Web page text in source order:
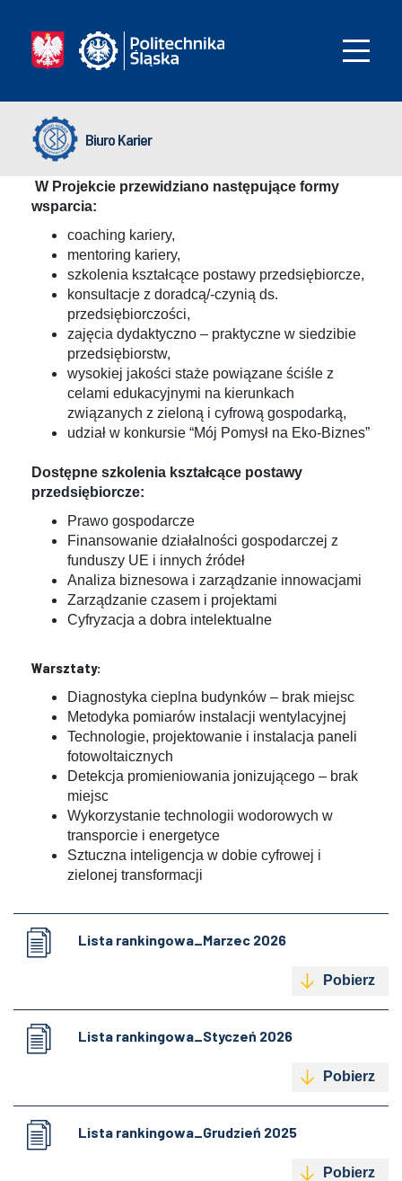
Biuro Karier
W Projekcie przewidziano następujące formy
wsparcia:
coaching kariery,
mentoring kariery,
szkolenia kształcące postawy przedsiębiorcze,
konsultacje z doradcą/-czynią ds.
przedsiębiorczości,
zajęcia dydaktyczno – praktyczne w siedzibie
przedsiębiorstw,
wysokiej jakości staże powiązane ściśle z
celami edukacyjnymi na kierunkach
związanych z zieloną i cyfrową gospodarką,
udział w konkursie “Mój Pomysł na Eko-Biznes”
Dostępne szkolenia kształcące postawy
przedsiębiorcze:
Prawo gospodarcze
Finansowanie działalności gospodarczej z
funduszy UE i innych źródeł
Analiza biznesowa i zarządzanie innowacjami
Zarządzanie czasem i projektami
Cyfryzacja a dobra intelektualne
Warsztaty:
Diagnostyka cieplna budynków – brak miejsc
Metodyka pomiarów instalacji wentylacyjnej
Technologie, projektowanie i instalacja paneli
fotowoltaicznych
Detekcja promieniowania jonizującego – brak
miejsc
Wykorzystanie technologii wodorowych w
transporcie i energetyce
Sztuczna inteligencja w dobie cyfrowej i
zielonej transformacji
Lista rankingowa_Marzec 2026
Pobierz
Lista rankingowa_Styczeń 2026
Pobierz
Lista rankingowa_Grudzień 2025
Pobierz